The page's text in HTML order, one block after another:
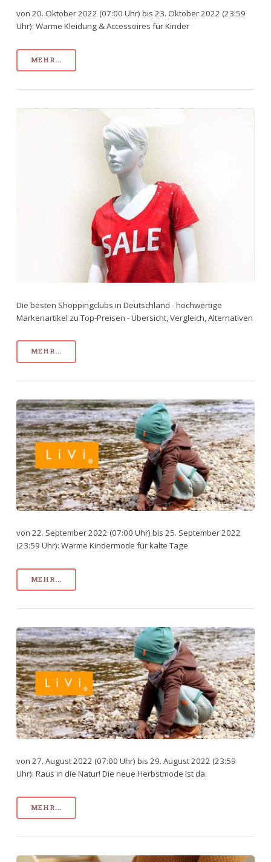
von 20. Oktober 2022 (07:00 Uhr) bis 23. Oktober 2022 (23:59
Uhr): Warme Kleidung & Accessoires für Kinder
MEHR...
Die besten Shoppingclubs in Deutschland - hochwertige
Markenartikel zu Top-Preisen - Übersicht, Vergleich, Alternativen
MEHR...
von 22. September 2022 (07:00 Uhr) bis 25. September 2022
(23:59 Uhr): Warme Kindermode für kalte Tage
MEHR...
von 27. August 2022 (07:00 Uhr) bis 29. August 2022 (23:59
Uhr): Raus in die Natur! Die neue Herbstmode ist da.
MEHR...